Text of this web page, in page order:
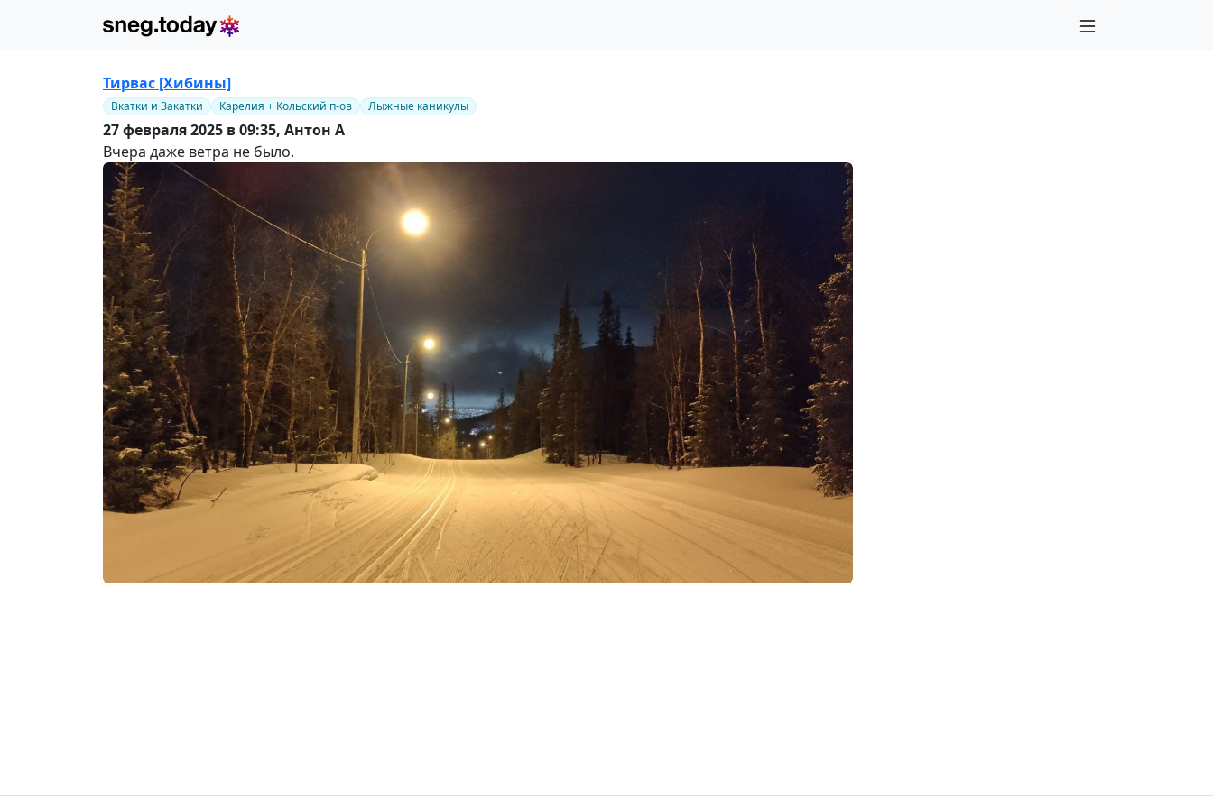
Тирвас [Хибины]
Вкатки и Закатки Карелия + Кольский п-ов Лыжные каникулы
27 февраля 2025 в 09:35, Антон А
Вчера даже ветра не было.